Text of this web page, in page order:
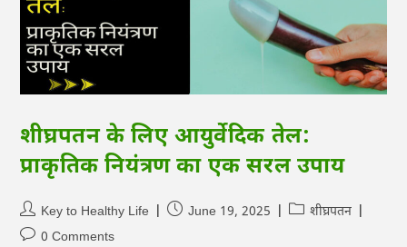
शीघ्रपतन के लिए आयुर्वेदिक तेल:
प्राकृतिक नियंत्रण का एक सरल उपाय
Key to Healthy Life June 19, 2025
शीघ्रपतन
0 Comments